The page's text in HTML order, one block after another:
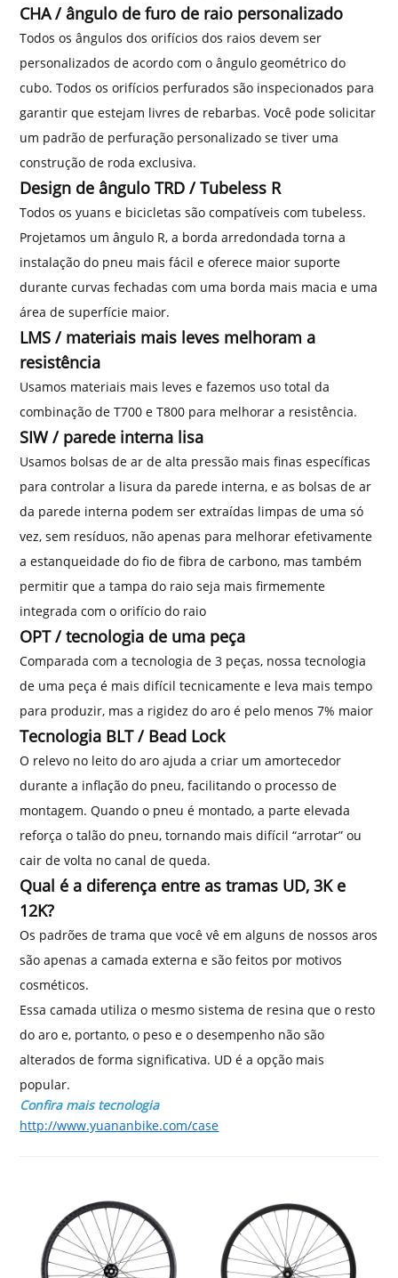
CHA / ângulo de furo de raio personalizado
Todos os ângulos dos orifícios dos raios devem ser
personalizados de acordo com o ângulo geométrico do
cubo. Todos os orifícios perfurados são inspecionados para
garantir que estejam livres de rebarbas. Você pode solicitar
um padrão de perfuração personalizado se tiver uma
construção de roda exclusiva.
Design de ângulo TRD / Tubeless R
Todos os yuans e bicicletas são compatíveis com tubeless.
Projetamos um ângulo R, a borda arredondada torna a
instalação do pneu mais fácil e oferece maior suporte
durante curvas fechadas com uma borda mais macia e uma
área de superfície maior.
LMS / materiais mais leves melhoram a
resistência
Usamos materiais mais leves e fazemos uso total da
combinação de T700 e T800 para melhorar a resistência.
SIW / parede interna lisa
Usamos bolsas de ar de alta pressão mais finas específicas
para controlar a lisura da parede interna, e as bolsas de ar
da parede interna podem ser extraídas limpas de uma só
vez, sem resíduos, não apenas para melhorar efetivamente
a estanqueidade do fio de fibra de carbono, mas também
permitir que a tampa do raio seja mais firmemente
integrada com o orifício do raio
OPT / tecnologia de uma peça
Comparada com a tecnologia de 3 peças, nossa tecnologia
de uma peça é mais difícil tecnicamente e leva mais tempo
para produzir, mas a rigidez do aro é pelo menos 7% maior
Tecnologia BLT / Bead Lock
O relevo no leito do aro ajuda a criar um amortecedor
durante a inflação do pneu, facilitando o processo de
montagem. Quando o pneu é montado, a parte elevada
reforça o talão do pneu, tornando mais difícil “arrotar” ou
cair de volta no canal de queda.
Qual é a diferença entre as tramas UD, 3K e
12K?
Os padrões de trama que você vê em alguns de nossos aros
são apenas a camada externa e são feitos por motivos
cosméticos.
Essa camada utiliza o mesmo sistema de resina que o resto
do aro e, portanto, o peso e o desempenho não são
alterados de forma significativa. UD é a opção mais
popular.
Confira mais tecnologia
http://www.yuananbike.com/case